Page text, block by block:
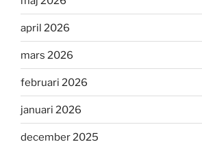
april 2026
mars 2026
februari 2026
januari 2026
december 2025